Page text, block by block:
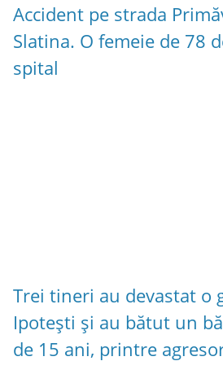
Accident pe strada
Slatina. O femeie de 78
spital
Trei tineri au devastat o
Ipotești și au bătut un
de 15 ani, printre